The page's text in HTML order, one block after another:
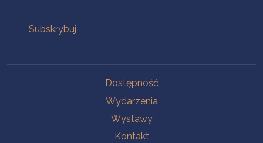
Dostępność
Wydarzenia
Wystawy
Kontakt